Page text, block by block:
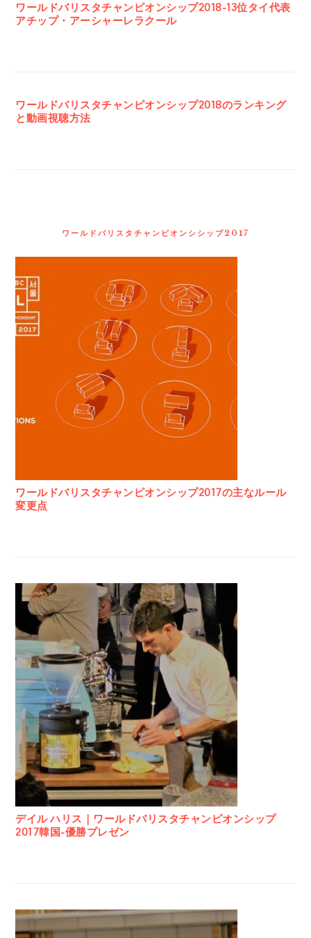
ワールドバリスタチャンピオンシップ2018-13位タイ代表
アチップ・アーシャーレラクール
ワールドバリスタチャンピオンシップ2018のランキング
と動画視聴方法
ワールドバリスタチャンピオンシシップ2017
ワールドバリスタチャンピオンシップ2017の主なルール
変更点
デイル ハリス｜ワールドバリスタチャンピオンシップ
2017韓国-優勝プレゼン